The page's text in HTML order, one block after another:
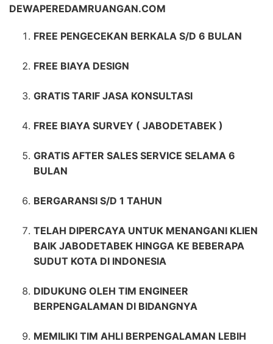
DEWAPEREDAMRUANGAN.COM
FREE PENGECEKAN BERKALA S/D 6 BULAN
FREE BIAYA DESIGN
GRATIS TARIF JASA KONSULTASI
FREE BIAYA SURVEY ( JABODETABEK )
GRATIS AFTER SALES SERVICE SELAMA 6
BULAN
BERGARANSI S/D 1 TAHUN
TELAH DIPERCAYA UNTUK MENANGANI KLIEN
BAIK JABODETABEK HINGGA KE BEBERAPA
SUDUT KOTA DI INDONESIA
DIDUKUNG OLEH TIM ENGINEER
BERPENGALAMAN DI BIDANGNYA
MEMILIKI TIM AHLI BERPENGALAMAN LEBIH